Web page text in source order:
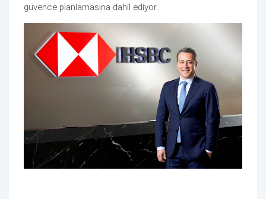
güvence planlamasına dahil ediyor.